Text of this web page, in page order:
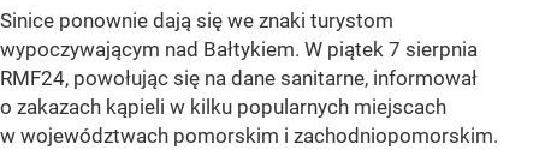
Sinice ponownie dają się we znaki turystom
wypoczywającym nad Bałtykiem. W piątek 7 sierpnia
RMF24, powołując się na dane sanitarne, informował
o zakazach kąpieli w kilku popularnych miejscach
w województwach pomorskim i zachodniopomorskim.